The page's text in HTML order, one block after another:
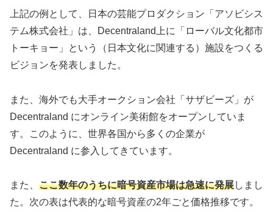
上記の例として、日本の芸能プロダクション「アソビシス
テム株式会社」は、Decentraland上に「ローバル文化都市
トーキョー」という（日本文化に関連する）施設をつくる
ビジョンを発表しました。
また、海外でも大手オークション会社「サザビーズ」が
Decentraland にオンライン美術館をオープンしていま
す。このように、世界各国から多くの企業が
Decentraland に参入してきています。
また、 ここ数年のうちに暗号資産市場は急速に発展しまし
た。次の表は代表的な暗号資産の2年ごと価格推移です。